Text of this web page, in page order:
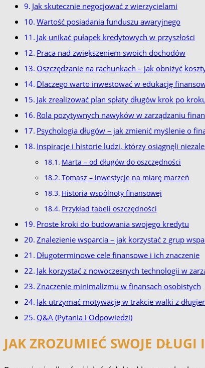
Jak skutecznie negocjować z wierzycielami
Wartość posiadania funduszu awaryjnego
Jak unikać pułapek kredytowych w przyszłości
Praca nad zwiększeniem swoich dochodów
Oszczędzanie na rachunkach – jak obniżyć
Dlaczego warto inwestować w edukację
Jak zrealizować plan spłaty długów krok po
Rola pozytywnych nawyków w zarządzaniu
Psychologia długów – jak zmienić myślenie o
Inspiracje i historie ludzi, którzy osiągnęli
Marta – od długów do oszczędności
Tomasz – inwestycje na miarę marzeń
Historia wspólnoty finansowej
Przykład tabeli oszczędności
Proste kroki do budowania swojego kredytu
Znalezienie wsparcia – jak korzystać z grup
Długoterminowe cele finansowe i ich znaczenie
Jak korzystać z nowoczesnych technologii w
Znaczenie minimalizmu w finansach osobistych
Jak utrzymać motywację w trakcie walki z
Q&A (Pytania i Odpowiedzi)
JAK ZROZUMIEĆ SWOJE DŁUGI